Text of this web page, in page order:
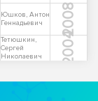
Юшков, Антон
Геннадьевич
2008
Тетюшкин,
Сергей
Николаевич
2004